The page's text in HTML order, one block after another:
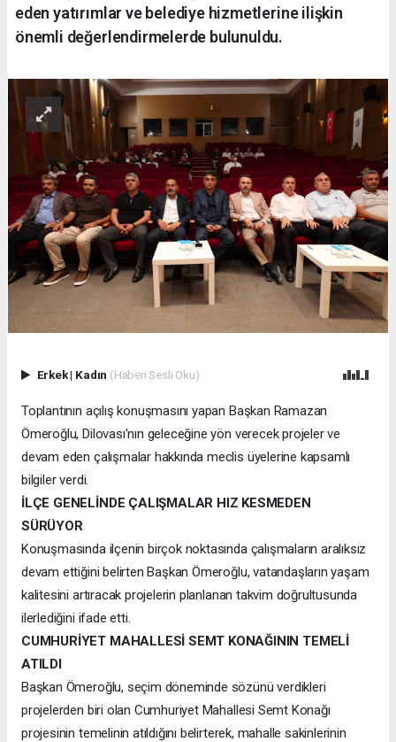
eden yatırımlar ve belediye hizmetlerine ilişkin
önemli değerlendirmelerde bulunuldu.
Erkek| Kadın (Haberi Sesli Oku)
Toplantının açılış konuşmasını yapan Başkan Ramazan
Ömeroğlu, Dilovası'nın geleceğine yön verecek projeler ve
devam eden çalışmalar hakkında meclis üyelerine kapsamlı
bilgiler verdi.
İLÇE GENELİNDE ÇALIŞMALAR HIZ KESMEDEN
SÜRÜYOR
Konuşmasında ilçenin birçok noktasında çalışmaların aralıksız
devam ettiğini belirten Başkan Ömeroğlu, vatandaşların yaşam
kalitesini artıracak projelerin planlanan takvim doğrultusunda
ilerlediğini ifade etti.
CUMHURİYET MAHALLESİ SEMT KONAĞININ TEMELİ
ATILDI
Başkan Ömeroğlu, seçim döneminde sözünü verdikleri
projelerden biri olan Cumhuriyet Mahallesi Semt Konağı
projesinin temelinin atıldığını belirterek, mahalle sakinlerinin